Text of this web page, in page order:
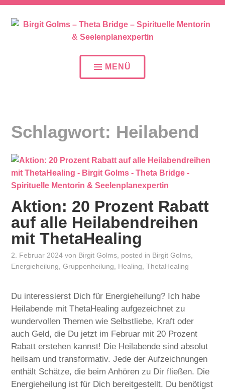
BIRGIT GOLMS – THETA
BRIDGE – SPIRITUELLE
MENTORIN &
MENÜ
Schlagwort: Heilabend
Aktion: 20 Prozent Rabatt
auf alle Heilabendreihen
mit ThetaHealing
2. Februar 2024 von Birgit Golms, posted in Birgit Golms,
Energieheilung,Gruppenheilung, Healing,ThetaHealing
Du interessierst Dich für Energieheilung? Ich habe
Heilabende mit ThetaHealing aufgezeichnet zu
wundervollen Themen wie Selbstliebe, Kraft oder
auch Geld, die Du jetzt im Februar mit 20 Prozent
Rabatt erstehen kannst! Die Heilabende sind absolut
heilsam und transformativ. Jede der Aufzeichnungen
enthält Schätze, die beim Anhören zu Dir fließen. Die
Energieheilung ist für Dich bereitgestellt. Du benötigst